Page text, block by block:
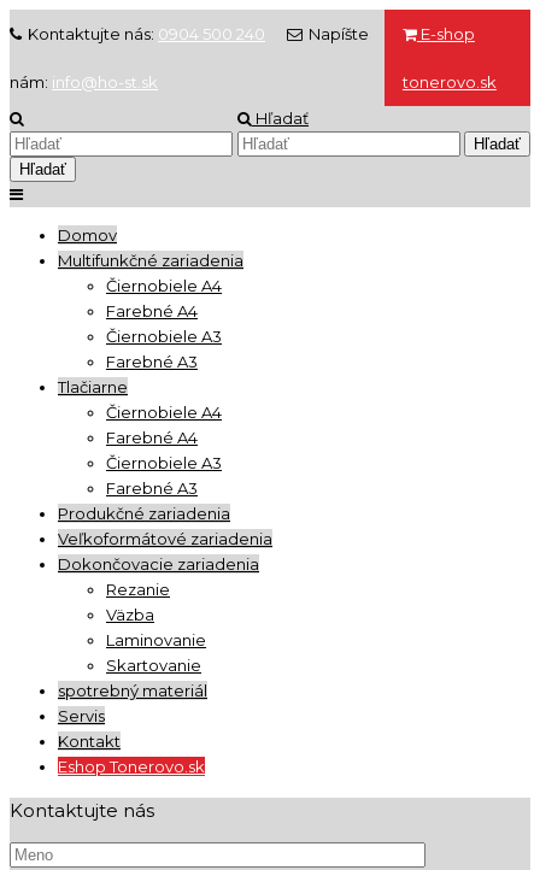
Kontaktujte nás: 0904 500 240 Napíšte
nám: info@ho-st.sk
E-shop
tonerovo.sk
Hľadať
Domov
Multifunkčné zariadenia
Čiernobiele A4
Farebné A4
Čiernobiele A3
Farebné A3
Tlačiarne
Čiernobiele A4
Farebné A4
Čiernobiele A3
Farebné A3
Produkčné zariadenia
Veľkoformátové zariadenia
Dokončovacie zariadenia
Rezanie
Väzba
Laminovanie
Skartovanie
spotrebný materiál
Servis
Kontakt
Eshop Tonerovo.sk
Kontaktujte nás